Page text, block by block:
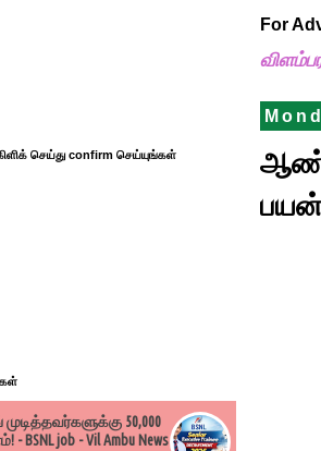
For
செய்து confirm செய்யுங்கள்
50,000
- BSNL job - Vil Ambu News